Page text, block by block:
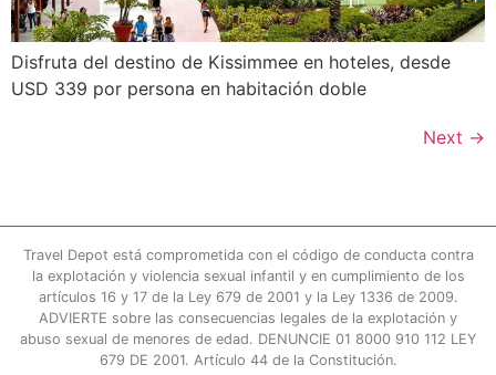
Disfruta del destino de Kissimmee en hoteles, desde
USD 339 por persona en habitación doble
Next →
Travel Depot está comprometida con el código de conducta contra
la explotación y violencia sexual infantil y en cumplimiento de los
artículos 16 y 17 de la Ley 679 de 2001 y la Ley 1336 de 2009.
ADVIERTE sobre las consecuencias legales de la explotación y
abuso sexual de menores de edad. DENUNCIE 01 8000 910 112 LEY
679 DE 2001. Artículo 44 de la Constitución.